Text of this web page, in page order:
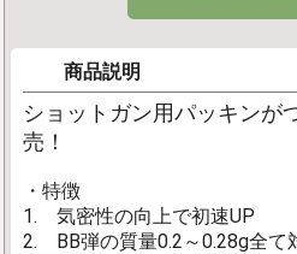
商品説明
ショットガン用パッキンが
売！
・特徴
1. 気密性の向上で初速UP
2. BB弾の質量0.2～0.28g全て